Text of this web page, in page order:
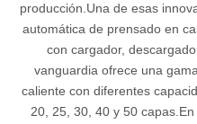
producción.Una de esas
automática de prensado en
con cargador,
vanguardia ofrece una
caliente con diferentes
20, 25, 30, 40 y 50